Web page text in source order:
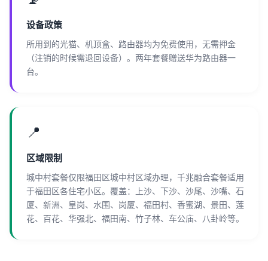
设备政策
所用到的光猫、机顶盒、路由器均为免费使用，无需押金
（注销的时候需退回设备）。两年套餐赠送华为路由器一
台。
📍
区域限制
城中村套餐仅限福田区城中村区域办理，千兆融合套餐适用
于福田区各住宅小区。覆盖：上沙、下沙、沙尾、沙嘴、石
厦、新洲、皇岗、水围、岗厦、福田村、香蜜湖、景田、莲
花、百花、华强北、福田南、竹子林、车公庙、八卦岭等。